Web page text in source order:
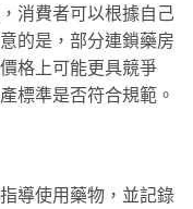
消費者可以根據自己
的是，部分連鎖藥房
格上可能更具競爭
標準是否符合規範。
導使用藥物，並記錄